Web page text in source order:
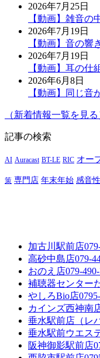
2026年7月25日
【動画】雑音の
2026年7月19日
【動画】音の響
2026年7月19日
【動画】耳の仕
2026年6月8日
【動画】同じ音
（新着情報一覧を見る
記事の検索
AI Auracast BT-LE RIC オー
策 専門店 年末年始 感音
加古川駅前店
高砂中島店079-
おのえ店079-
補聴器センター
やしろBio店
カインズ西神南
垂水駅前店（レ
垂水駅前ウエス
阪神御影駅前店